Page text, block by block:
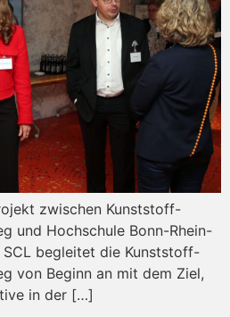
zwischen Kunststoff-
und Hochschule Bonn-Rhein-
SCL begleitet die Kunststoff-
von Beginn an mit dem Ziel,
in der […]